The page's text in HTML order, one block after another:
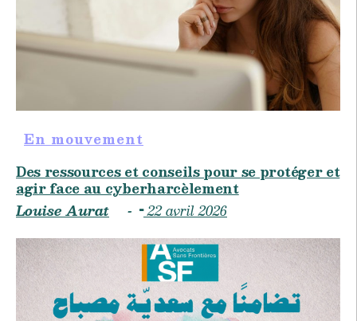
En mouvement
Des ressources et conseils pour se protéger et
agir face au cyberharcèlement
Louise Aurat
22 avril 2026